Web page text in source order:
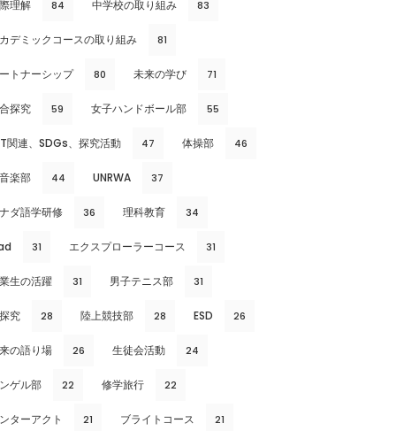
理解 84 中学校の取り組み 83
デミックコースの取り組み 81
トナーシップ 80 未来の学び 71
探究 59 女子ハンドボール部 55
関連、SDGs、探究活動 47 体操部 46
楽部 44 UNRWA 37
ダ語学研修 36 理科教育 34
31 エクスプローラーコース 31
生の活躍 31 男子テニス部 31
究 28 陸上競技部 28 ESD 26
の語り場 26 生徒会活動 24
ゲル部 22 修学旅行 22
ターアクト 21 ブライトコース 21